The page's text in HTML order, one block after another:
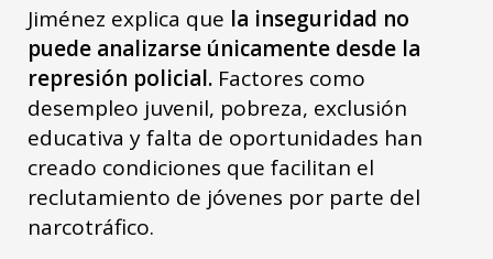
Jiménez explica que la inseguridad no
puede analizarse únicamente desde la
represión policial. Factores como
desempleo juvenil, pobreza, exclusión
educativa y falta de oportunidades han
creado condiciones que facilitan el
reclutamiento de jóvenes por parte del
narcotráfico.